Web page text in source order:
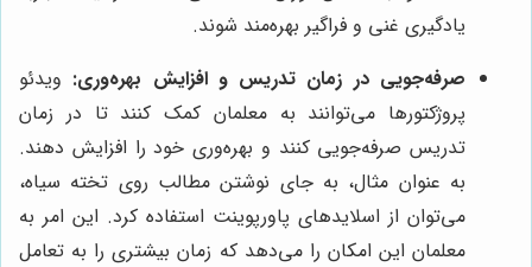
یادگیری غنی و فراگیر بهره‌مند شوند.
صرفه‌جویی در زمان تدریس و افزایش بهره‌وری: ویدئو
پروژکتورها می‌توانند به معلمان کمک کنند تا در زمان
تدریس صرفه‌جویی کنند و بهره‌وری خود را افزایش دهند.
به عنوان مثال، به جای نوشتن مطالب روی تخته سیاه،
می‌توان از اسلایدهای پاورپوینت استفاده کرد. این امر به
معلمان این امکان را می‌دهد که زمان بیشتری را به تعامل